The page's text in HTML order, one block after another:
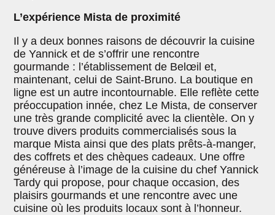
L’expérience Mista de proximité
Il y a deux bonnes raisons de découvrir la cuisine
de Yannick et de s’offrir une rencontre
gourmande : l’établissement de Belœil et,
maintenant, celui de Saint-Bruno. La boutique en
ligne est un autre incontournable. Elle reflète cette
préoccupation innée, chez Le Mista, de conserver
une très grande complicité avec la clientèle. On y
trouve divers produits commercialisés sous la
marque Mista ainsi que des plats prêts-à-manger,
des coffrets et des chèques cadeaux. Une offre
généreuse à l’image de la cuisine du chef Yannick
Tardy qui propose, pour chaque occasion, des
plaisirs gourmands et une rencontre avec une
cuisine où les produits locaux sont à l’honneur.